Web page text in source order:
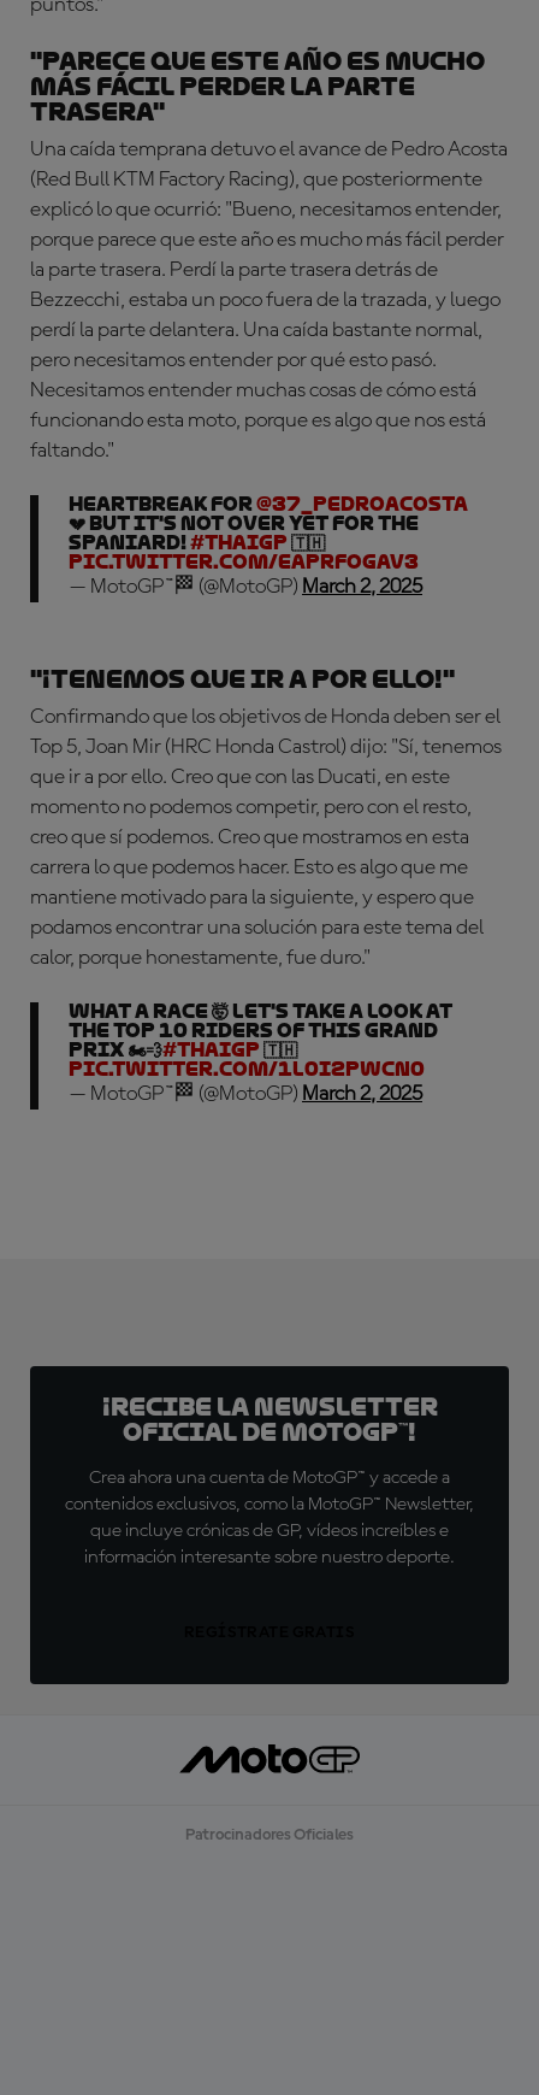
"Parece que este año es mucho
más fácil perder la parte
trasera"
Una caída temprana detuvo el avance de Pedro Acosta
(Red Bull KTM Factory Racing), que posteriormente
explicó lo que ocurrió: "Bueno, necesitamos entender,
porque parece que este año es mucho más fácil perder
la parte trasera. Perdí la parte trasera detrás de
Bezzecchi, estaba un poco fuera de la trazada, y luego
perdí la parte delantera. Una caída bastante normal,
pero necesitamos entender por qué esto pasó.
Necesitamos entender muchas cosas de cómo está
funcionando esta moto, porque es algo que nos está
faltando."
Heartbreak for @37_pedroacosta
💔 But it's not over yet for the
Spaniard!#ThaiGP 🇹🇭
pic.twitter.com/EaprfoGAV3
— MotoGP™🏁 (@MotoGP) March 2, 2025
"¡Tenemos que ir a por ello!"
Confirmando que los objetivos de Honda deben ser el
Top 5, Joan Mir (HRC Honda Castrol) dijo: "Sí, tenemos
que ir a por ello. Creo que con las Ducati, en este
momento no podemos competir, pero con el resto,
creo que sí podemos. Creo que mostramos en esta
carrera lo que podemos hacer. Esto es algo que me
mantiene motivado para la siguiente, y espero que
podamos encontrar una solución para este tema del
calor, porque honestamente, fue duro."
What a RACE 🤯 Let's take a look at
the Top 10 riders of this Grand
Prix 🏍️💨#ThaiGP 🇹🇭
pic.twitter.com/1L0i2PWcn0
— MotoGP™🏁 (@MotoGP) March 2, 2025
¡Recibe la Newsletter
oficial de MotoGP™!
Crea ahora una cuenta de MotoGP™ y accede a
contenidos exclusivos, como la MotoGP™ Newsletter,
que incluye crónicas de GP, vídeos increíbles e
información interesante sobre nuestro deporte.
Patrocinadores Oficiales